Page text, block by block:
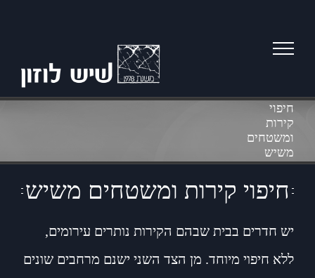
חיפוי
קירות
ומשטחים
משיש
חיפוי קירות ומשטחים משיש
יש חדרים בבית שבהם הקירות נותרים עירומים,
ללא חיפוי מיוחד. מן הצד השני ישנם מרחבים שונים